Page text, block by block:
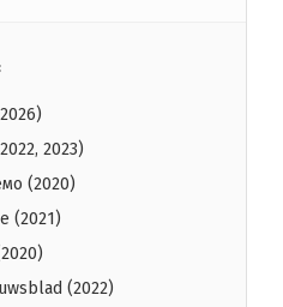
2023)
(2020)
(2021)
(2022)